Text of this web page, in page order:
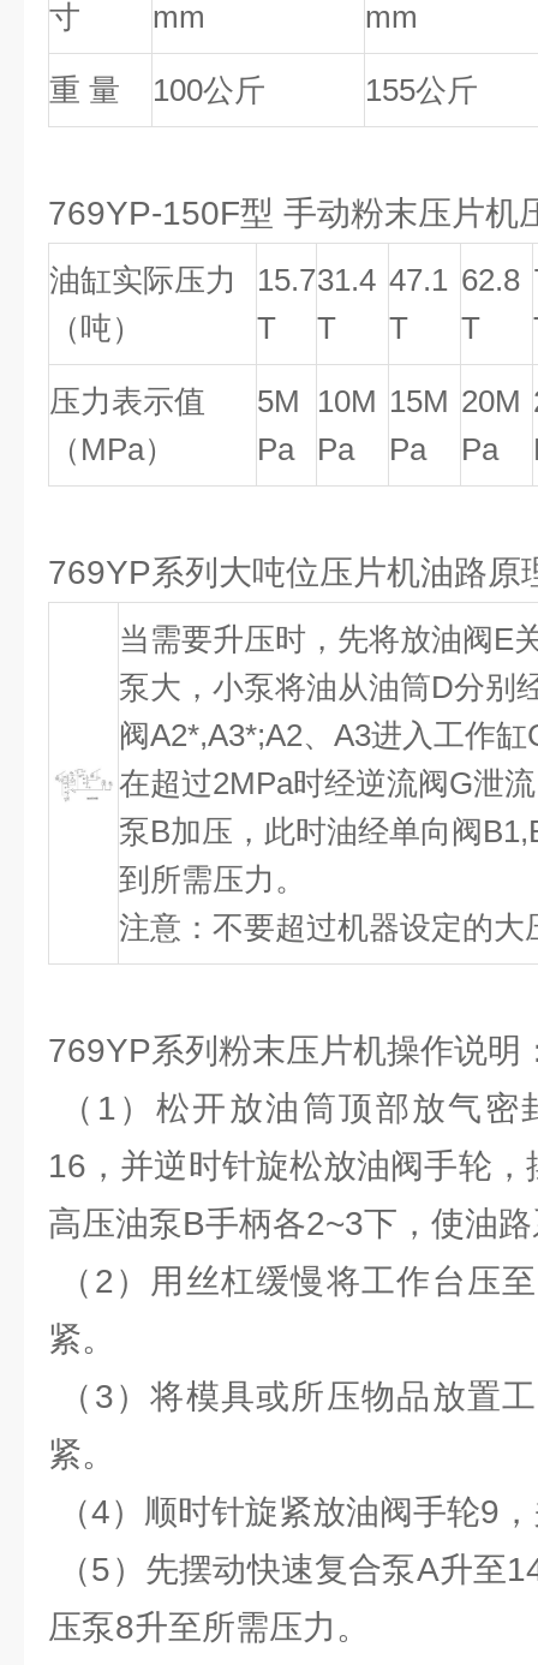
寸 mm mm
重 量 100公斤 155公斤
769YP-150F型 手动粉末压片机
油缸实际压力
（吨）
15.7
T
31.4
T
47.1
T
62.8
T
压力表示值
（MPa）
5M
Pa
10M
Pa
15M
Pa
20M
Pa
769YP系列大吨位压片机油路原
当需要升压时，先将放油阀E
泵大，小泵将油从油筒D分别
阀A2*,A3*;A2、A3进入工作
在超过2MPa时经逆流阀G泄
泵B加压，此时油经单向阀
到所需压力。
注意：不要超过机器设定的大
769YP系列粉末压片机操作说明
（1）松开放油筒顶部放气密
16，并逆时针旋松放油阀手轮
高压油泵B手柄各2~3下，使油
（2）用丝杠缓慢将工作台压
紧。
（3）将模具或所压物品放置
紧。
（4）顺时针旋紧放油阀手轮9
（5）先摆动快速复合泵A升至
压泵8升至所需压力。